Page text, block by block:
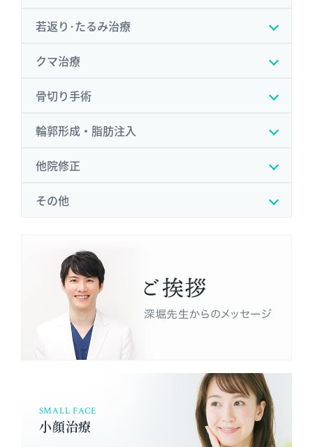
若返り･たるみ治療
クマ治療
骨切り手術
輪郭形成・脂肪注入
他院修正
その他
SMALL FACE
小顔治療